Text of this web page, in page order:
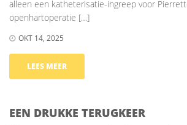
alleen een katheterisatie-ingreep voor
openhartoperatie […]
OKT 14, 2025
LEES MEER
EEN DRUKKE TERUGKEER